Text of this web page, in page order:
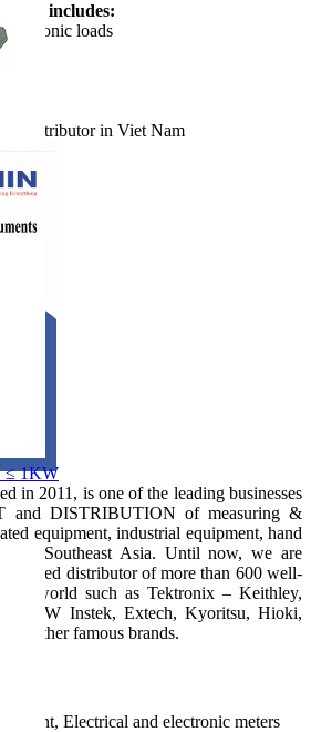
includes:
electronic loads
Distributor in Viet Nam
in 2011, is one of the leading businesses
and DISTRIBUTION of measuring &
equipment, industrial equipment, hand
in Southeast Asia. Until now, we are
distributor of more than 600 well-
the world such as Tektronix – Keithley,
GW Instek, Extech, Kyoritsu, Hioki,
other famous brands.
Electrical and electronic meters
≤ 1KW